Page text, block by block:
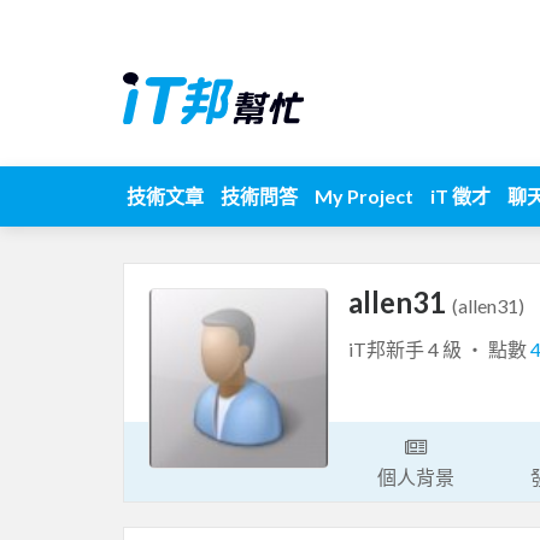
技術文章 技術問答 My Project iT 徵才 聊
allen31 (allen31)
iT邦新手 4 級 ‧ 點數
個人背景